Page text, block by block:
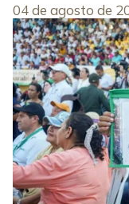
04 de agosto de